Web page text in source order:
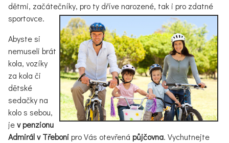
dětmi, začátečníky, pro ty dříve narozené, tak i pro zdatné
sportovce.
Abyste si
nemuseli brát
kola, vozíky
za kola či
dětské
sedačky na
kolo s sebou,
jev penzionu
Admirál v Třebonipro Vás otevřená půjčovna. Vychutnejte